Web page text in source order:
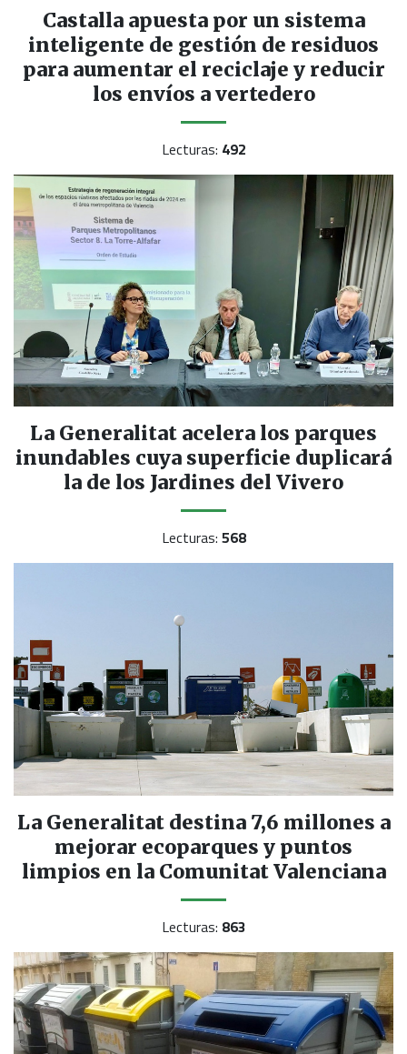
Castalla apuesta por un sistema
inteligente de gestión de residuos
para aumentar el reciclaje y reducir
los envíos a vertedero
Lecturas: 492
La Generalitat acelera los parques
inundables cuya superficie duplicará
la de los Jardines del Vivero
Lecturas: 568
La Generalitat destina 7,6 millones a
mejorar ecoparques y puntos
limpios en la Comunitat Valenciana
Lecturas: 863